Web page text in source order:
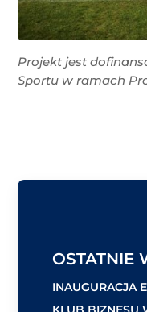
Projekt jest
Sportu w ramach
OSTATNIE
INAUGURACJA